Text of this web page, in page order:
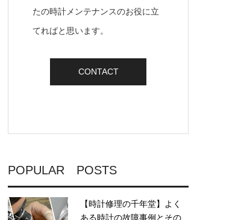
たの時計メンテナンスのお役に立
てればと思います。
CONTACT
POPULAR POSTS
【時計修理の千年堂】よく
ある時計の故障事例とその